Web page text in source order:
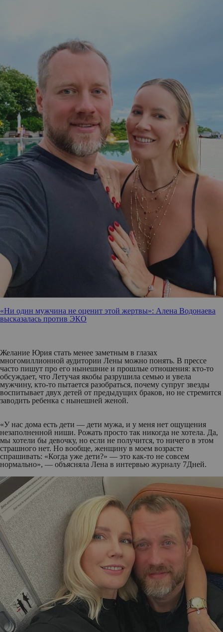
«Ни один мужчина не оценит этой жертвы»: Алена Водонаева
высказалась против ЭКО
Желание Юрия стать менее заметным в глазах
многомиллионной аудитории Лены можно понять. В прессе
часто пишут про его нынешние и прошлые отношения: кто-то
обсуждает, что Летучая якобы разрушила семью и увела
мужчину, кто-то пытается разобраться, почему супруг звезды
воспитывает двух детей от предыдущих браков, но не стремится
заводить ребенка с нынешней женой.
«У нас дома есть дети — дети мужа, и у меня нет ощущения
незаполненной ниши. Рожать просто так никогда не хотела. Да,
мы хотели бы девочку, но если не получится, то ничего в этом
страшного нет. Но вообще, женщину в моем возрасте
спрашивать: «Когда уже дети?» — это как-то не совсем
нормально», — объясняла Лена в интервью журналу 7Дней.